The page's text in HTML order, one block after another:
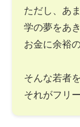
ただし、あ
学の夢をあ
お金に余裕
そんな若者
それがフリ